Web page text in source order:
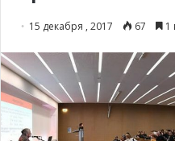
15 декабря , 2017 67 1